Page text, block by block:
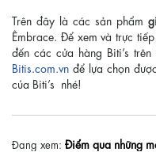
Trên đây là các sản phẩm
Êmbrace. Để xem và trực
đến các cửa hàng Biti’s
Bitis.com.vn để lựa chọn
của Biti’s nhé!
Đang xem: Điểm qua những mẫu